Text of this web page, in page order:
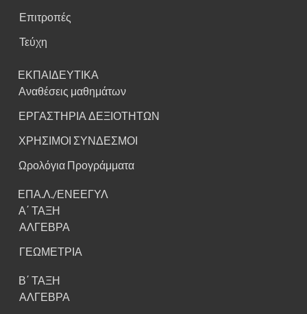
Επιτροπές
Τεύχη
ΕΚΠΑΙΔΕΥΤΙΚΑ
Αναθέσεις μαθημάτων
ΕΡΓΑΣΤΗΡΙΑ ΔΕΞΙΟΤΗΤΩΝ
ΧΡΗΣΙΜΟΙ ΣΥΝΔΕΣΜΟΙ
Ωρολόγια Προγράμματα
ΕΠΑ.Λ./ΕΝΕΕΓΥΛ
Α΄ ΤΑΞΗ
ΑΛΓΕΒΡΑ
ΓΕΩΜΕΤΡΙΑ
Β΄ ΤΑΞΗ
ΑΛΓΕΒΡΑ